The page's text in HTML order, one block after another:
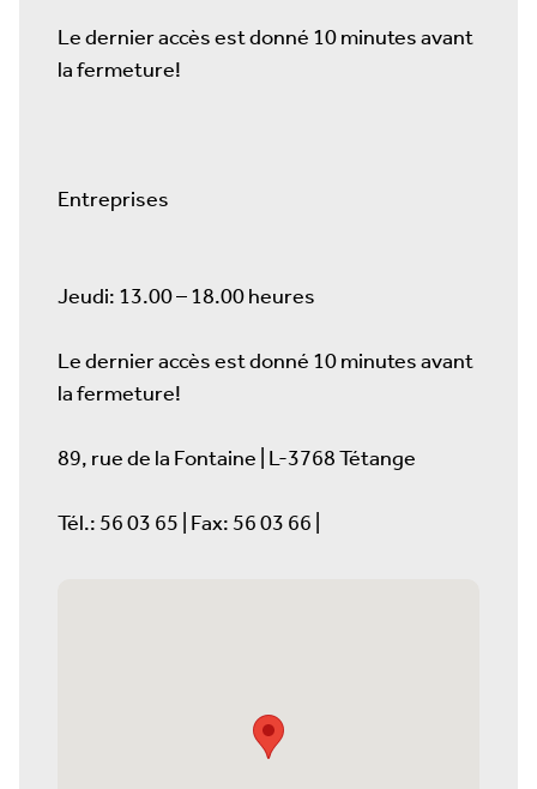
Le dernier accès est donné 10 minutes avant
la fermeture!
Entreprises
Jeudi: 13.00 – 18.00 heures
Le dernier accès est donné 10 minutes avant
la fermeture!
89, rue de la Fontaine | L-3768 Tétange
Tél.: 56 03 65 | Fax: 56 03 66 |